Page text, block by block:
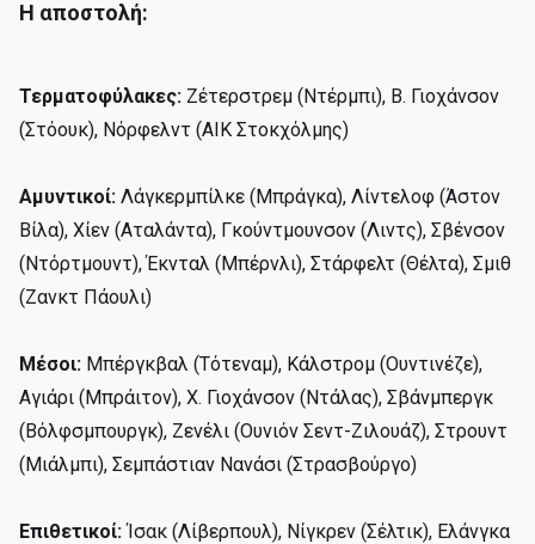
Η αποστολή:
Τερματοφύλακες: Ζέτερστρεμ (Ντέρμπι), Β. Γιοχάνσον
(Στόουκ), Νόρφελντ (ΑΙΚ Στοκχόλμης)
Αμυντικοί: Λάγκερμπίλκε (Μπράγκα), Λίντελοφ (Άστον
Βίλα), Χίεν (Αταλάντα), Γκούντμουνσον (Λιντς), Σβένσον
(Ντόρτμουντ), Έκνταλ (Μπέρνλι), Στάρφελτ (Θέλτα), Σμιθ
(Ζανκτ Πάουλι)
Μέσοι: Μπέργκβαλ (Τότεναμ), Κάλστρομ (Ουντινέζε),
Αγιάρι (Μπράιτον), Χ. Γιοχάνσον (Ντάλας), Σβάνμπεργκ
(Βόλφσμπουργκ), Ζενέλι (Ουνιόν Σεντ-Ζιλουάζ), Στρουντ
(Μιάλμπι), Σεμπάστιαν Νανάσι (Στρασβούργο)
Επιθετικοί:Ίσακ (Λίβερπουλ), Νίγκρεν (Σέλτικ), Ελάνγκα